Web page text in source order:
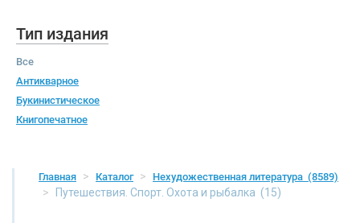
Тип издания
Все
Антикварное
Букинистическое
Книгопечатное
Главная Каталог Нехудожественная литература (8589)
Путешествия. Спорт. Охота и рыбалка (15)